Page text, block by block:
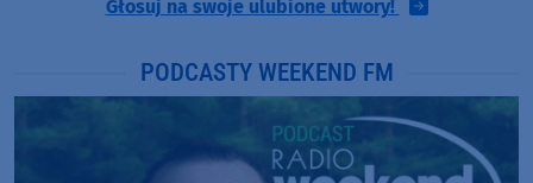
Głosuj na swoje ulubione utwory!
PODCASTY WEEKEND FM